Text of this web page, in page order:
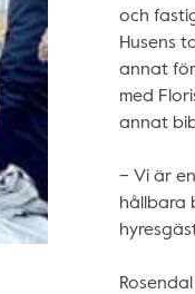
och
Husens
annat
med
annat
– Vi är
hållbara